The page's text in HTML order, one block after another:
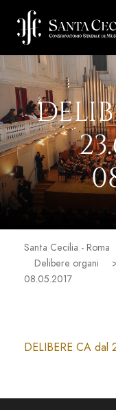
Santa Cecilia - Roma
Delibere organi
08.05.2017
DELIBERE CA